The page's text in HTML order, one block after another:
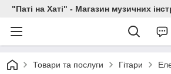
"Паті на Хаті" - Магазин музичних
Товари та послуги Гітари